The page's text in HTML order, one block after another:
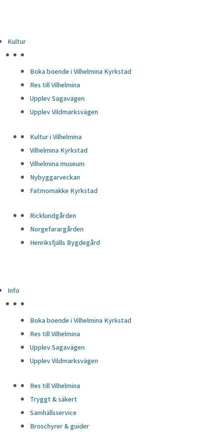
Kultur
Boka boende i Vilhelmina Kyrkstad
Res till Vilhelmina
Upplev Sagavägen
Upplev Vildmarksvägen
Kultur i Vilhelmina
Vilhelmina Kyrkstad
Vilhelmina museum
Nybyggarveckan
Fatmomakke Kyrkstad
Ricklundgården
Norgefarargården
Henriksfjälls Bygdegård
Info
Boka boende i Vilhelmina Kyrkstad
Res till Vilhelmina
Upplev Sagavägen
Upplev Vildmarksvägen
Res till Vilhelmina
Tryggt & säkert
Samhällsservice
Broschyrer & guider